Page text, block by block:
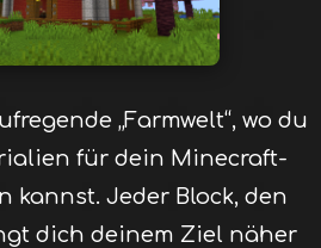
„Farmwelt“, wo du
für dein Minecraft-
kannst. Jeder Block, den
dich deinem Ziel näher